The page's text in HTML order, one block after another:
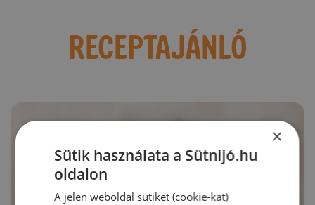
RECEPTAJÁNLÓ
×
Sütik használata a Sütnijó.hu
oldalon
A jelen weboldal sütiket (cookie-kat)